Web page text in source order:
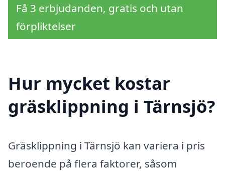
Få 3 erbjudanden, gratis och utan
förpliktelser
Hur mycket kostar
gräsklippning i Tärnsjö?
Gräsklippning i Tärnsjö kan variera i pris
beroende på flera faktorer, såsom